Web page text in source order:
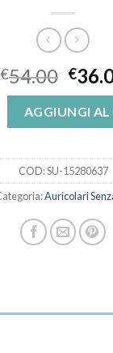
€54.00 €
AGGIUNGI AL
COD:SU-15280637
Auricolari